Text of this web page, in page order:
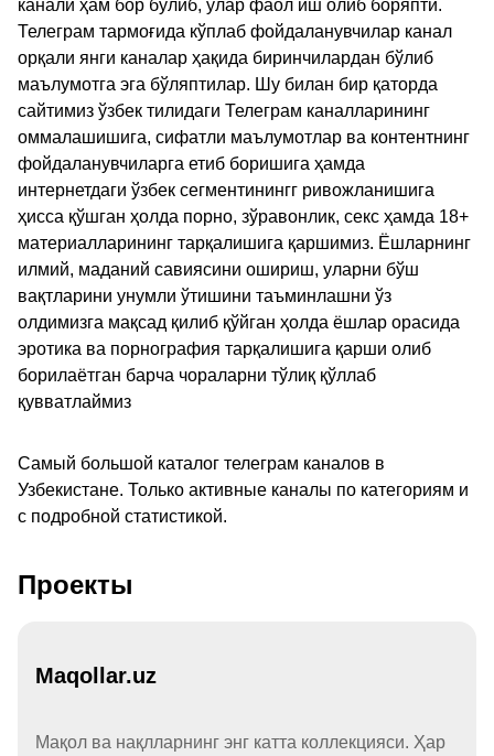
канали ҳам бор бўлиб, улар фаол иш олиб боряпти.
Телеграм тармоғида кўплаб фойдаланувчилар канал
орқали янги каналар ҳақида биринчилардан бўлиб
маълумотга эга бўляптилар. Шу билан бир қаторда
сайтимиз ўзбек тилидаги Телеграм каналларининг
оммалашишига, сифатли маълумотлар ва контентнинг
фойдаланувчиларга етиб боришига ҳамда
интернетдаги ўзбек сегментинингг ривожланишига
ҳисса қўшган ҳолда порно, зўравонлик, секс ҳамда 18+
материалларининг тарқалишига қаршимиз. Ёшларнинг
илмий, маданий савиясини ошириш, уларни бўш
вақтларини унумли ўтишини таъминлашни ўз
олдимизга мақсад қилиб қўйган ҳолда ёшлар орасида
эротика ва порнография тарқалишига қарши олиб
борилаётган барча чораларни тўлиқ қўллаб
қувватлаймиз
Самый большой каталог телеграм каналов в
Узбекистане. Только активные каналы по категориям и
с подробной статистикой.
Проекты
Maqollar.uz
Мақол ва нақлларнинг энг катта коллекцияси. Ҳар